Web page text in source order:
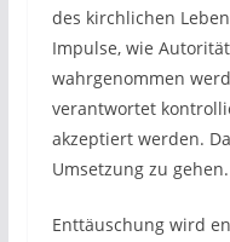
des kirchlichen
Impulse, wie
wahrgenommen
verantwortet
akzeptiert werden.
Umsetzung zu gehen.
Enttäuschung wird